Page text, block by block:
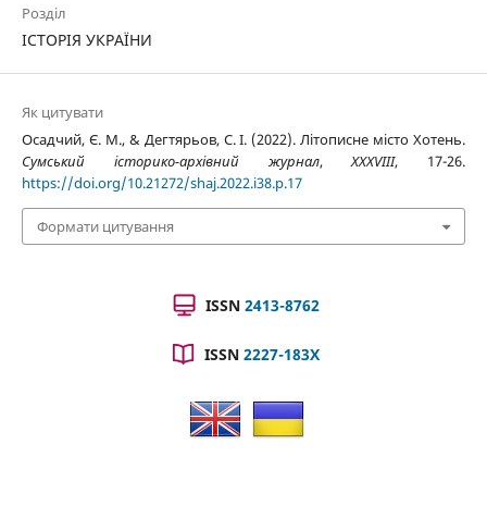
Розділ
ІСТОРІЯ УКРАЇНИ
Як цитувати
Осадчий, Є. М., & Дегтярьов, С. І. (2022). Літописне місто Хотень.
Сумський історико-архівний журнал,XXXVIII, 17-26.
https://doi.org/10.21272/shaj.2022.i38.p.17
Формати цитування
ISSN 2413-8762
ISSN 2227-183X